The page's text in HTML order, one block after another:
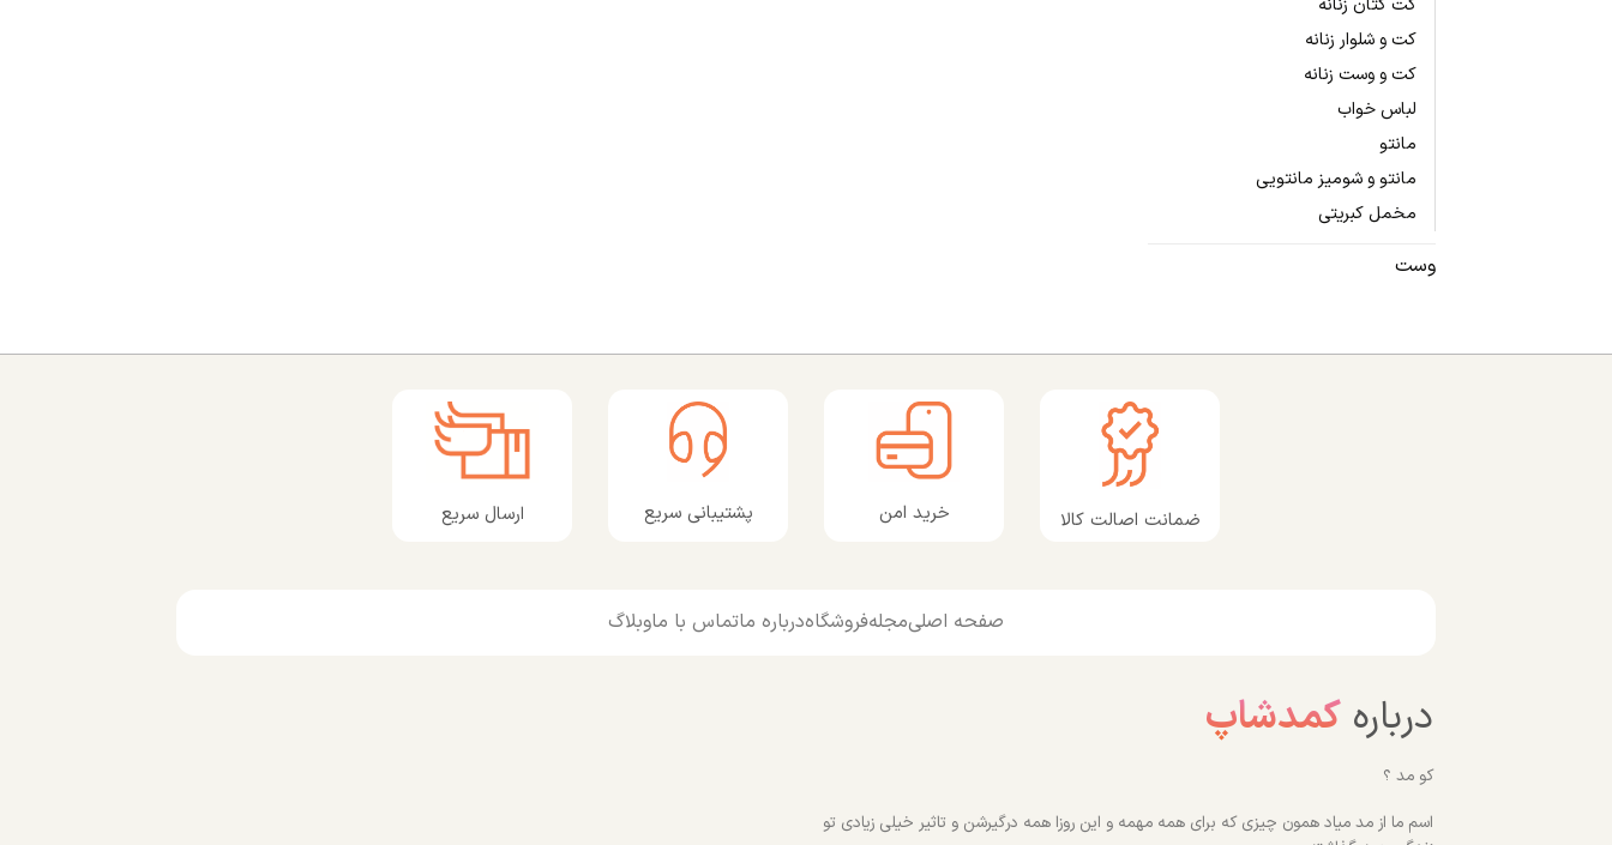
کت کتان زنانه
کت و شلوار زنانه
کت و وست زنانه
لباس خواب
مانتو
مانتو و شومیز مانتویی
مخمل کبریتی
وست
ضمانت اصالت کالا خرید امن پشتیبانی سریع ارسال سریع
صفحه اصلیمجلهفروشگاهدرباره ماتماس با ماوبلاگ
دربارهکمدشاپ
کو مد ؟
اسم ما از مد میاد همون چیزی که برای همه مهمه و این روزا همه درگیرشن و تاثیر خیلی زیادی تو